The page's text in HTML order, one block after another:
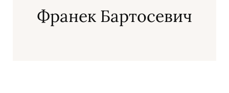
Франек Бартосевич